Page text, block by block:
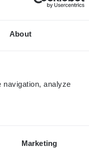
About
navigation, analyze
Marketing